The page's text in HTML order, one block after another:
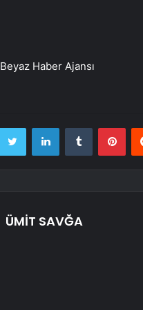
Haber Ajansı
Twitter LinkedInTumblr
ÜMİT SAVĞA